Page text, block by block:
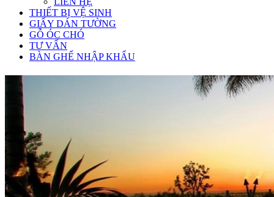
THIẾT BỊ VỆ SINH
GIẤY DÁN TƯỜNG
GỖ ÓC CHÓ
TƯ VẤN
BÀN GHẾ NHẬP KHẨU